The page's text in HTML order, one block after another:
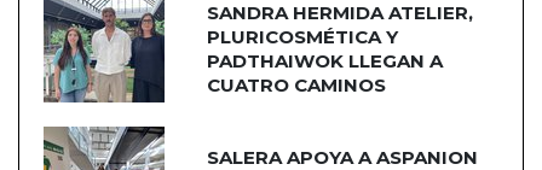
SANDRA HERMIDA ATELIER,
PLURICOSMÉTICA Y
PADTHAIWOK LLEGAN A
CUATRO CAMINOS
SALERA APOYA A ASPANION